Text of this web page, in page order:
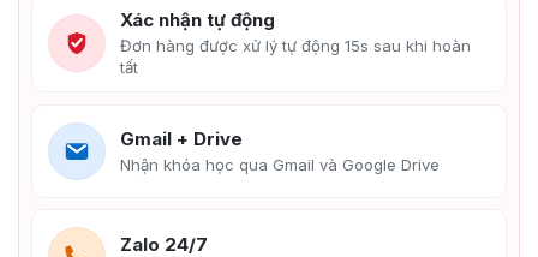
Xác nhận tự động
Đơn hàng được xử lý tự động 15s sau khi hoàn
tất
Gmail + Drive
Nhận khóa học qua Gmail và Google Drive
Zalo 24/7